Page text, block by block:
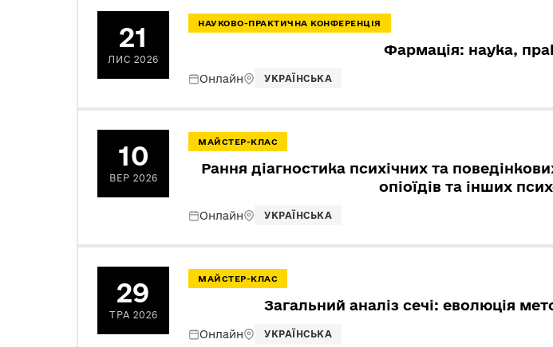
21
ЛИС 2026
НАУКОВО-ПРАКТИЧНА КОНФЕРЕНЦІЯ
Фармація: наука,
Онлайн УКРАЇНСЬКА
10
ВЕР 2026
МАЙСТЕР-КЛАС
Рання діагностика психічних та
опіоїдів та інших
Онлайн УКРАЇНСЬКА
29
ТРА 2026
МАЙСТЕР-КЛАС
Загальний аналіз сечі: еволюція
Онлайн УКРАЇНСЬКА